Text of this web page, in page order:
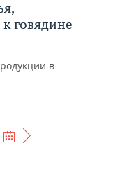
говядине
в